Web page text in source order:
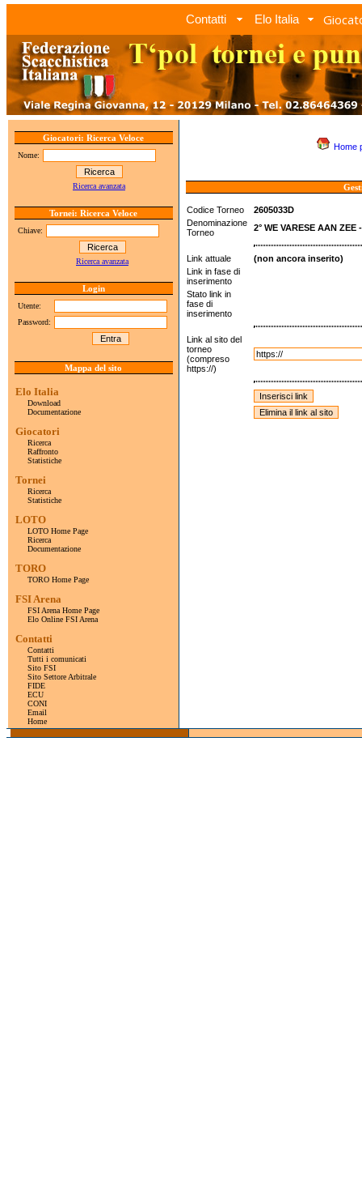
Contatti Elo Italia
Giocatori: Ricerca Veloce
Nome:
Ricerca avanzata
Tornei: Ricerca Veloce
Chiave:
Ricerca avanzata
Login
Utente:
Password:
Mappa del sito
Elo Italia
Download
Documentazione
Giocatori
Ricerca
Raffronto
Statistiche
Tornei
Ricerca
Statistiche
LOTO
LOTO Home Page
Ricerca
Documentazione
TORO
TORO Home Page
FSI Arena
FSI Arena Home Page
Elo Online FSI Arena
Contatti
Contatti
Tutti i comunicati
Sito FSI
Sito Settore Arbitrale
FIDE
ECU
CONI
Email
Home
Home
Codice Torneo
2605033D
Denominazione
Torneo
2° WE VARESE AAN ZEE
Link attuale
(non ancora inserito)
Link in fase di
inserimento
Stato link in
fase di
inserimento
Link al sito del
torneo
(compreso
https://)